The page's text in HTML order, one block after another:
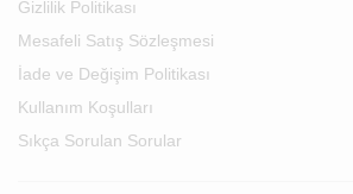
Gizlilik Politikası
Mesafeli Satış Sözleşmesi
İade ve Değişim Politikası
Kullanım Koşulları
Sıkça Sorulan Sorular